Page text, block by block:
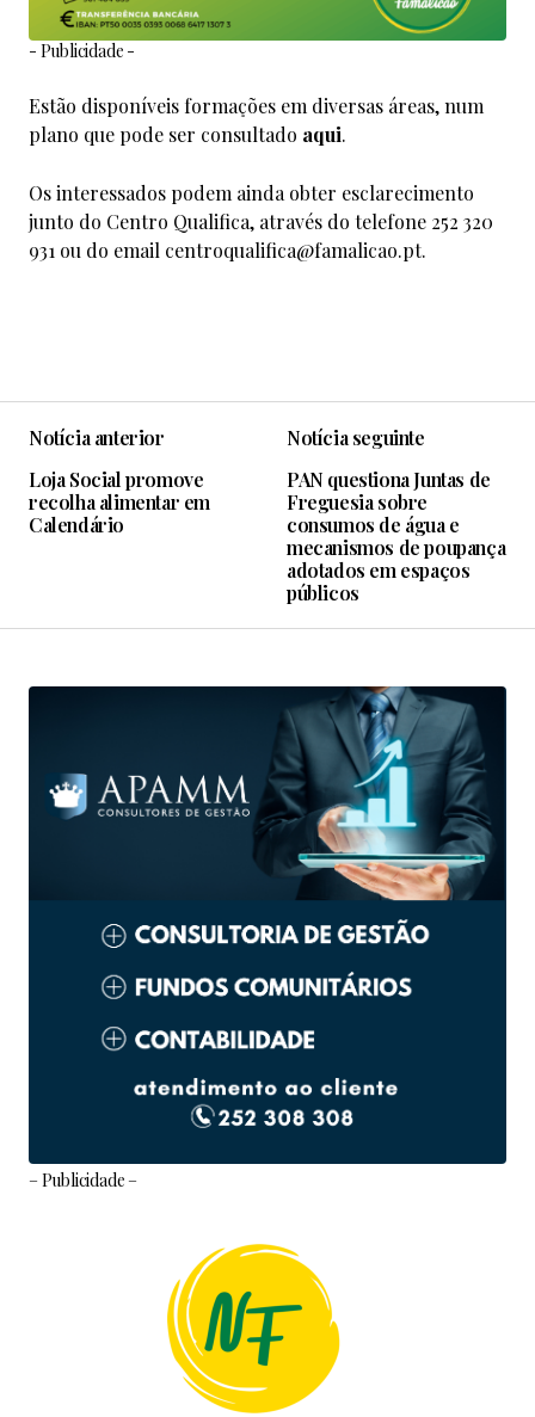
- Publicidade -
Estão disponíveis formações em diversas áreas, num
plano que pode ser consultado aqui.
Os interessados podem ainda obter esclarecimento
junto do Centro Qualifica, através do telefone 252 320
931 ou do email centroqualifica@famalicao.pt.
Notícia anterior
Loja Social promove
recolha alimentar em
Calendário
Notícia seguinte
PAN questiona Juntas de
Freguesia sobre
consumos de água e
mecanismos de poupança
adotados em espaços
públicos
– Publicidade –